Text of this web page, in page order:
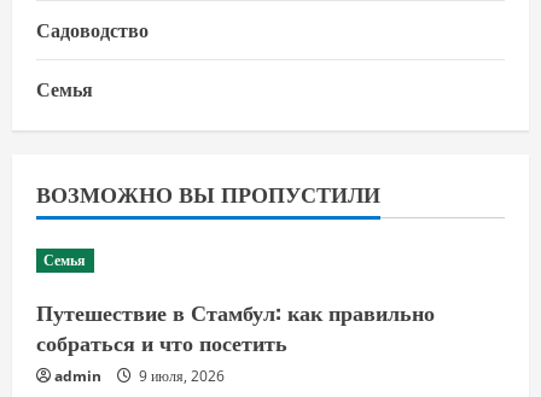
Садоводство
Семья
ВОЗМОЖНО ВЫ ПРОПУСТИЛИ
Семья
Путешествие в Стамбул: как правильно
собраться и что посетить
admin 9 июля, 2026